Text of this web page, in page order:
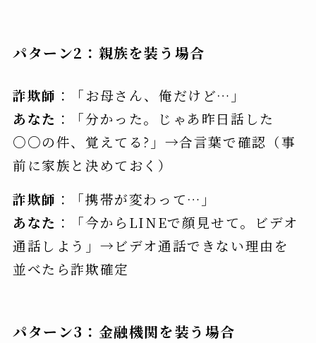
パターン2：親族を装う場合
詐欺師 ：「お母さん、俺だけど…」
あなた ：「分かった。じゃあ昨日話した
○○の件、覚えてる?」→合言葉で確認（事
前に家族と決めておく）
詐欺師 ：「携帯が変わって…」
あなた ：「今からLINEで顔見せて。ビデオ
通話しよう」→ビデオ通話できない理由を
並べたら詐欺確定
パターン3：金融機関を装う場合